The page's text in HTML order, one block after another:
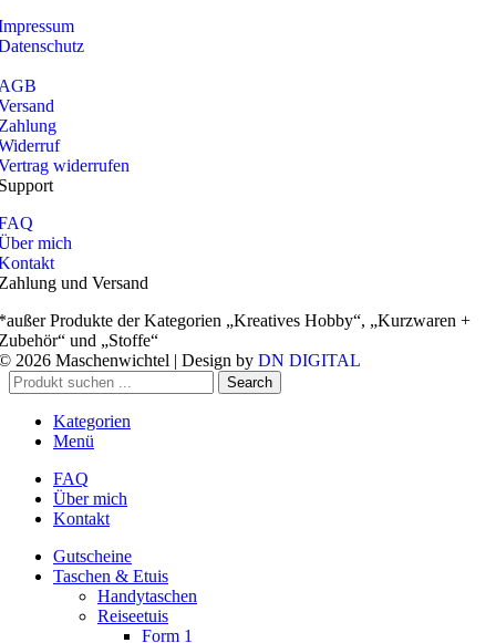
widerrufen
mich
und Versand
Produkte der Kategorien „Kreatives Hobby“, „Kurzwaren +
und „Stoffe“
2026 Maschenwichtel | Design by DN DIGITAL
Search
Kategorien
Menü
FAQ
Über mich
Kontakt
Gutscheine
Taschen & Etuis
Handytaschen
Reiseetuis
Form 1